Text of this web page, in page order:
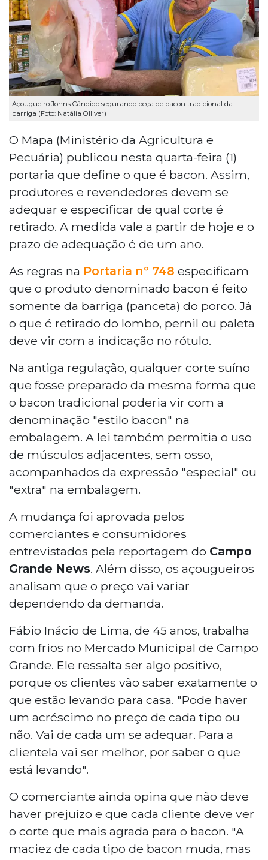
Açougueiro Johns Cândido segurando peça de bacon tradicional da
barriga (Foto: Natália Olliver)
O Mapa (Ministério da Agricultura e
Pecuária) publicou nesta quarta-feira (1)
portaria que define o que é bacon. Assim,
produtores e revendedores devem se
adequar e especificar de qual corte é
retirado. A medida vale a partir de hoje e o
prazo de adequação é de um ano.
As regras na Portaria nº 748 especificam
que o produto denominado bacon é feito
somente da barriga (panceta) do porco. Já
o que é retirado do lombo, pernil ou paleta
deve vir com a indicação no rótulo.
Na antiga regulação, qualquer corte suíno
que fosse preparado da mesma forma que
o bacon tradicional poderia vir com a
denominação "estilo bacon" na
embalagem. A lei também permitia o uso
de músculos adjacentes, sem osso,
acompanhados da expressão "especial" ou
"extra" na embalagem.
A mudança foi aprovada pelos
comerciantes e consumidores
entrevistados pela reportagem do Campo
Grande News. Além disso, os açougueiros
analisam que o preço vai variar
dependendo da demanda.
Fábio Inácio de Lima, de 45 anos, trabalha
com frios no Mercado Municipal de Campo
Grande. Ele ressalta ser algo positivo,
porque os clientes vão saber exatamente o
que estão levando para casa. "Pode haver
um acréscimo no preço de cada tipo ou
não. Vai de cada um se adequar. Para a
clientela vai ser melhor, por saber o que
está levando".
O comerciante ainda opina que não deve
haver prejuízo e que cada cliente deve ver
o corte que mais agrada para o bacon. "A
maciez de cada tipo de bacon muda, mas